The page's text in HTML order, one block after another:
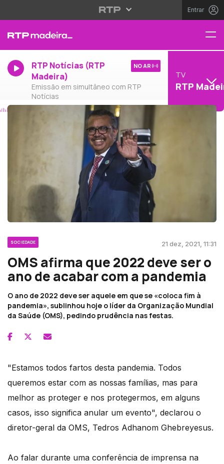
Entrar
RTP Notícias (RTP
Madeira)
Emissão em simultâneo com RTP
Notícias
NO AR
TV
RTP
SOCIEDADE 21 dez, 2021, 11:31
OMS afirma que 2022 deve ser o
ano de acabar com a pandemia
O ano de 2022 deve ser aquele em que se «coloca fim à
pandemia», sublinhou hoje o líder da Organização Mundial
da Saúde (OMS), pedindo prudência nas festas.
"Estamos todos fartos desta pandemia. Todos
queremos estar com as nossas famílias, mas para
melhor as proteger e nos protegermos, em alguns
casos, isso significa anular um evento", declarou o
diretor-geral da OMS, Tedros Adhanom Ghebreyesus.
Ao falar durante uma conferência de imprensa na